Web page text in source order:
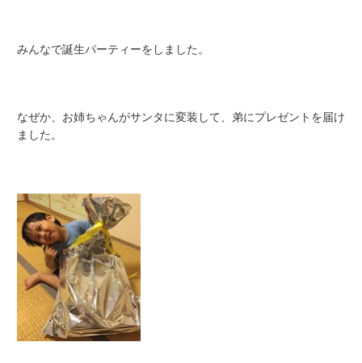
みんなで誕生パーティーをしました。
なぜか、お姉ちゃんがサンタに変装して、弟にプレゼントを届け
ました。